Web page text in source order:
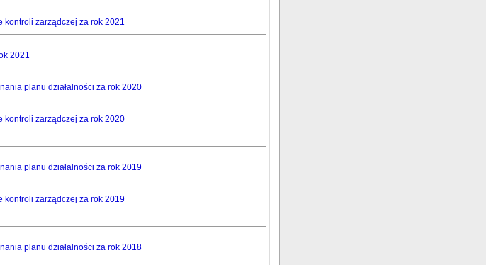
kontroli zarządczej za rok 2021
2021
planu działalności za rok 2020
kontroli zarządczej za rok 2020
planu działalności za rok 2019
kontroli zarządczej za rok 2019
planu działalności za rok 2018